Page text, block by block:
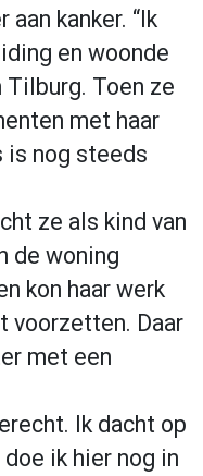
kanker. “Ik
en woonde
Toen ze
met haar
is nog steeds
ze als kind van
de woning
kon haar werk
voorzetten. Daar
met een
Ik dacht op
ik hier nog in